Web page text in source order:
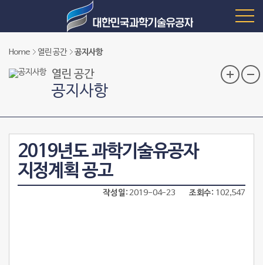
Home 열린 공간 공지사항
열린 공간
공지사항
2019년도 과학기술유공자
지정계획 공고
작성일 2019-04-23 조회수 102,547